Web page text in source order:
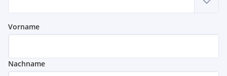
Vorname
Nachname